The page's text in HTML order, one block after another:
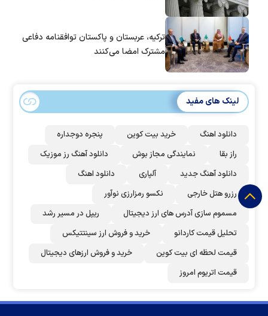
ترکیه، عربستان و پاکستان توافقنامه دفاعی
مشترک امضا می‌کنند
لینک های مفید
دانلود اهنگ خرید بیت کوین
پنجره دوجداره
راز بقا
نمایندگی مجاز بوش
دانلود آهنگ رز‌ موزیک
دانلود آهنگ جدید
آلپاری
دانلود اهنگ
رزرو هتل خارجی
نکسو رمزارزی نوآور
مسموم سازی آدرس های ارز دیجیتال
ریپل در مسیر رشد
تحلیل قیمت کاردانو
خرید و فروش ارز سینتتیکس
قیمت لحظه ای بیت کوین
خرید و فروش ارزهای دیجیتال
قیمت اتریوم امروز